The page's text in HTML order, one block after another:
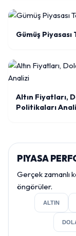
Gümüş
Altın Fiyatları,
Politikaları
PIYASA
Gerçek zamanlı
öngörüler.
ALTIN